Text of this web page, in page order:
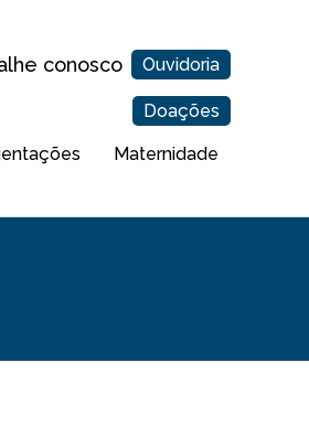
conosco Ouvidoria
Doações
Maternidade